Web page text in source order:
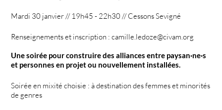
Mardi 30 janvier // 19h45 - 22h30 // Cessons Sevigné
Renseignements et inscription : camille.ledoze@civam.org
Une soirée pour construire des alliances entre paysan·ne·s
et personnes en projet ou nouvellement installées.
Soirée en mixité choisie : à destination des femmes et minorités
de genres